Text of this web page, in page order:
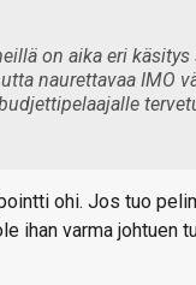
on aika eri
naurettavaa IMO
ohi. Jos tuo
ihan varma johtuen